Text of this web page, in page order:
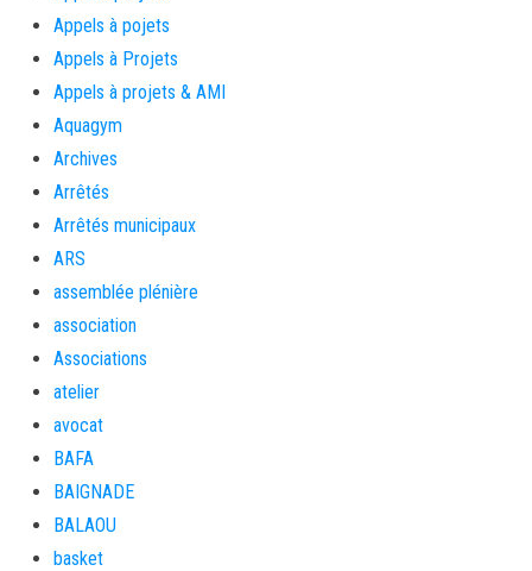
Appels à pojets
Appels à Projets
Appels à projets & AMI
Aquagym
Archives
Arrêtés
Arrêtés municipaux
ARS
assemblée plénière
association
Associations
atelier
avocat
BAFA
BAIGNADE
BALAOU
basket